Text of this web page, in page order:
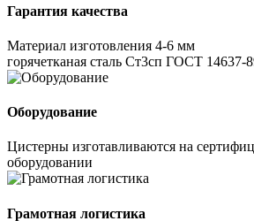
Гарантия качества
Материал изготовления 4-6 мм
горячетканая сталь Ст3сп ГОСТ 14637-
Оборудование
Цистерны изготавливаются на
оборудовании
Грамотная логистика